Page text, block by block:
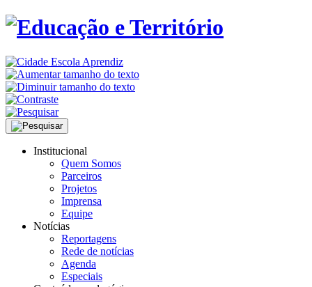
Institucional
Quem Somos
Parceiros
Projetos
Imprensa
Equipe
Notícias
Reportagens
Rede de notícias
Agenda
Especiais